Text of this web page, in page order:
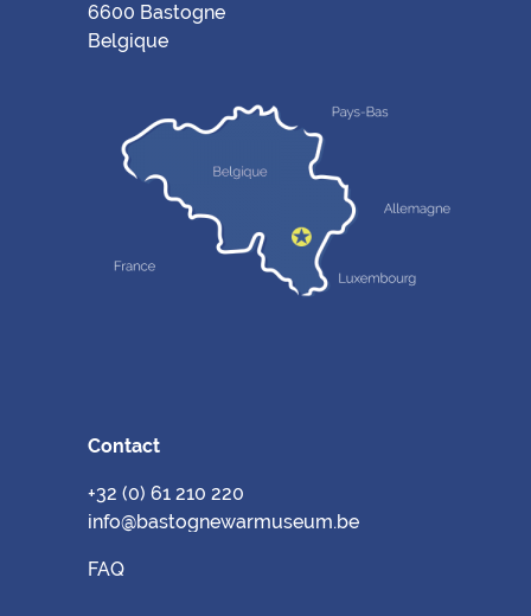
6600 Bastogne
Belgique
Contact
+32 (0) 61 210 220
info@bastognewarmuseum.be
FAQ